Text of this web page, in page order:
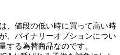
、値段の低い時に買って高い時
、バイナリーオプションについ
する為替商品なのです。